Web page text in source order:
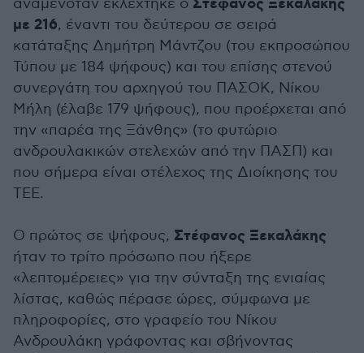
αναμενόταν εκλέχτηκε ο Στέφανος Ξεκαλάκης
με 216, έναντι του δεύτερου σε σειρά
κατάταξης Δημήτρη Μάντζου (του εκπροσώπου
Τύπου με 184 ψήφους) και του επίσης στενού
συνεργάτη του αρχηγού του ΠΑΣΟΚ, Νίκου
Μήλη (έλαβε 179 ψήφους), που προέρχεται από
την «παρέα της Ξάνθης» (το φυτώριο
ανδρουλακικών στελεχών από την ΠΑΣΠ) και
που σήμερα είναι στέλεχος της Διοίκησης του
ΤΕΕ.
Ο πρώτος σε ψήφους, Στέφανος Ξεκαλάκης
ήταν το τρίτο πρόσωπο που ήξερε
«λεπτομέρειες» για την σύνταξη της ενιαίας
λίστας, καθώς πέρασε ώρες, σύμφωνα με
πληροφορίες, στο γραφείο του Νίκου
Ανδρουλάκη γράφοντας και σβήνοντας